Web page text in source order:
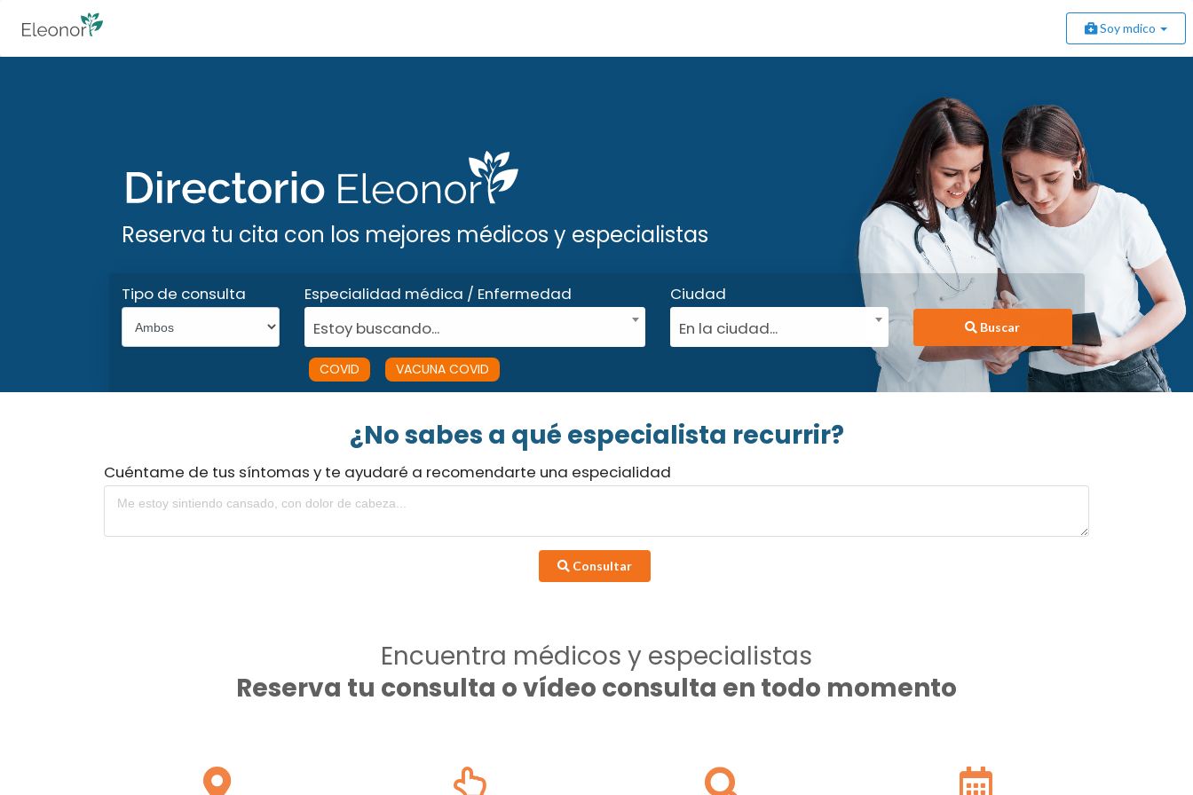
Soy mdico
Reserva tu cita con los mejores médicos y especialistas
Tipo de consulta
Especialidad médica / Enfermedad
Estoy buscando...
COVID VACUNA COVID
Ciudad
En la ciudad...
Buscar
¿No sabes a qué especialista recurrir?
Cuéntame de tus síntomas y te ayudaré a recomendarte una especialidad
Consultar
Encuentra médicos y especialistas
Reserva tu consulta o vídeo consulta en todo momento